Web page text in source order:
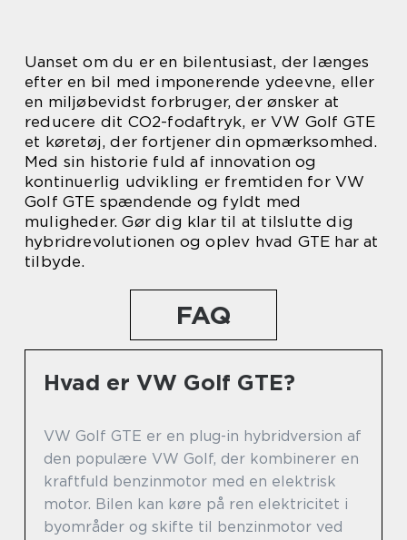
Uanset om du er en bilentusiast, der længes
efter en bil med imponerende ydeevne, eller
en miljøbevidst forbruger, der ønsker at
reducere dit CO2-fodaftryk, er VW Golf GTE
et køretøj, der fortjener din opmærksomhed.
Med sin historie fuld af innovation og
kontinuerlig udvikling er fremtiden for VW
Golf GTE spændende og fyldt med
muligheder. Gør dig klar til at tilslutte dig
hybridrevolutionen og oplev hvad GTE har at
tilbyde.
FAQ
Hvad er VW Golf GTE?
VW Golf GTE er en plug-in hybridversion af
den populære VW Golf, der kombinerer en
kraftfuld benzinmotor med en elektrisk
motor. Bilen kan køre på ren elektricitet i
byområder og skifte til benzinmotor ved